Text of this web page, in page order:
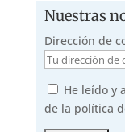
Nuestras
Dirección de
He leído y
de la política